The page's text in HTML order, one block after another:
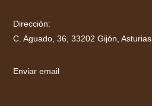
Dirección:
C. Aguado, 36, 33202 Gijón, Asturias
Enviar email